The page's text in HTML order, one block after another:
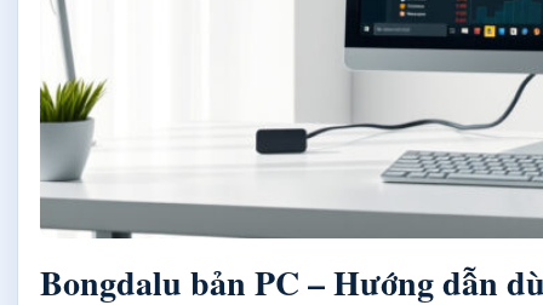
Bongdalu bản PC – Hướng dẫn